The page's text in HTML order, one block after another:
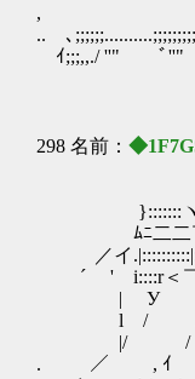
, ;;; ,, ,
.. ､
ｲ;;;,,./ ''"￣￣ﾞ''"
298 名前：
}:::::::ヽ
ﾑﾆ二二￣
／イ
´ ' i::::r
| У
l / / .| /
|/ / ｜ ./
. ／ , ｲ .| '